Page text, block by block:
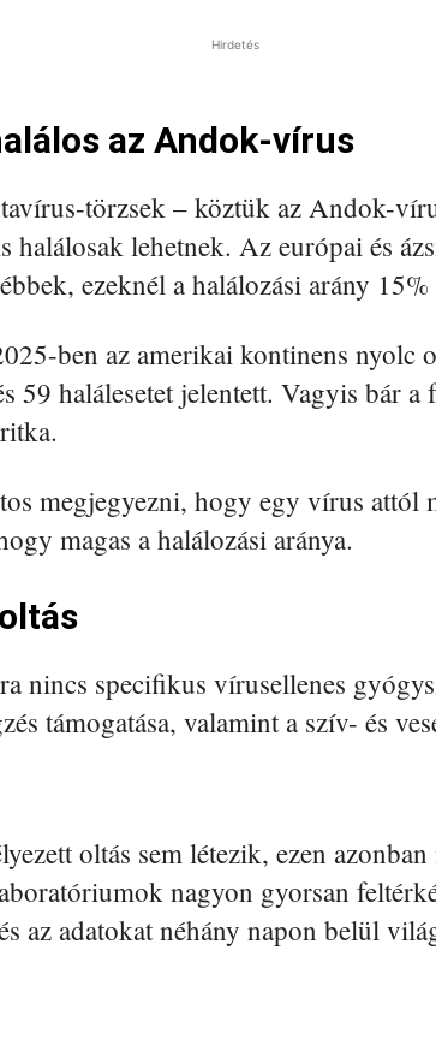
Hirdetés
az Andok-vírus
törzsek – köztük az Andok-
halálosak lehetnek. Az európai és
ezeknél a halálozási arány 15%
ben az amerikai kontinens nyolc
59 halálesetet jelentett. Vagyis bár a
megjegyezni, hogy egy vírus attól
magas a halálozási aránya.
nincs specifikus vírusellenes
támogatása, valamint a szív- és
oltás sem létezik, ezen
nagyon gyorsan
az adatokat néhány napon belül